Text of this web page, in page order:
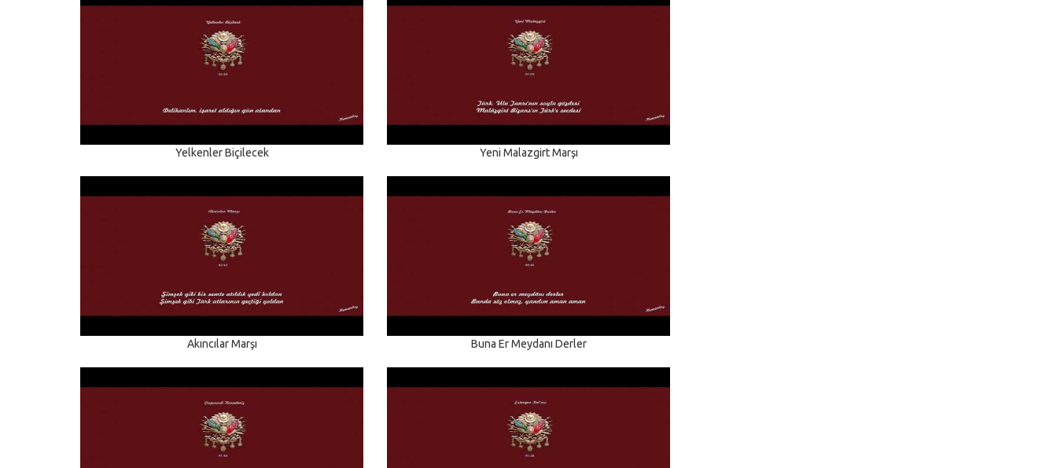
Yelkenler Biçilecek Yeni Malazgirt Marşı
Akıncılar Marşı Buna Er Meydanı Derler